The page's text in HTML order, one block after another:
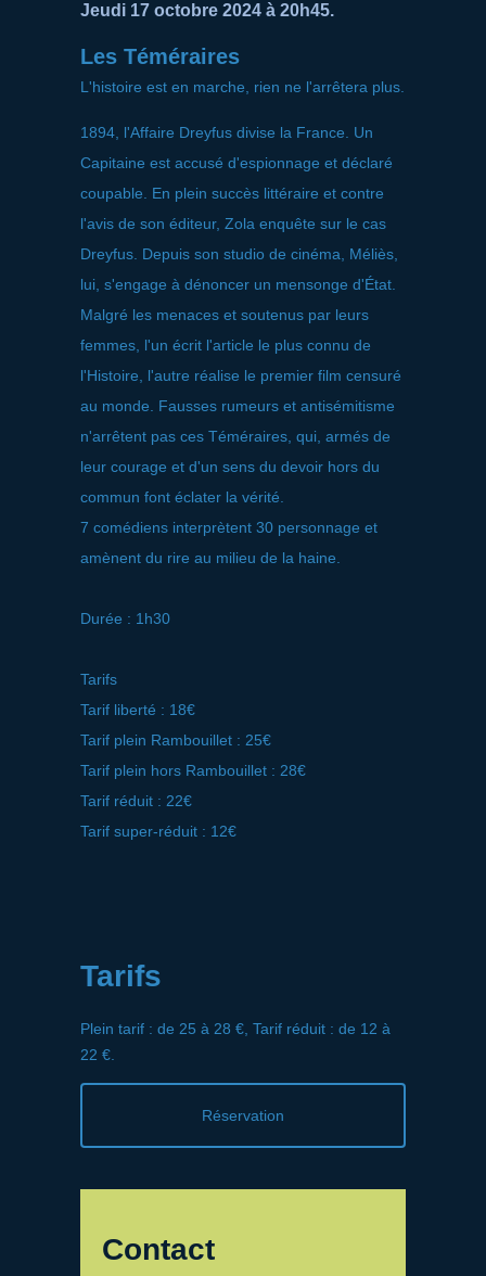
Jeudi 17 octobre 2024 à 20h45.
Les Téméraires
L'histoire est en marche, rien ne l'arrêtera plus.
1894, l'Affaire Dreyfus divise la France. Un
Capitaine est accusé d'espionnage et déclaré
coupable. En plein succès littéraire et contre
l'avis de son éditeur, Zola enquête sur le cas
Dreyfus. Depuis son studio de cinéma, Méliès,
lui, s'engage à dénoncer un mensonge d'État.
Malgré les menaces et soutenus par leurs
femmes, l'un écrit l'article le plus connu de
l'Histoire, l'autre réalise le premier film censuré
au monde. Fausses rumeurs et antisémitisme
n'arrêtent pas ces Téméraires, qui, armés de
leur courage et d'un sens du devoir hors du
commun font éclater la vérité.
7 comédiens interprètent 30 personnage et
amènent du rire au milieu de la haine.
Durée : 1h30
Tarifs
Tarif liberté : 18€
Tarif plein Rambouillet : 25€
Tarif plein hors Rambouillet : 28€
Tarif réduit : 22€
Tarif super-réduit : 12€
Tarifs
Plein tarif : de 25 à 28 €, Tarif réduit : de 12 à
22 €.
Réservation
Contact